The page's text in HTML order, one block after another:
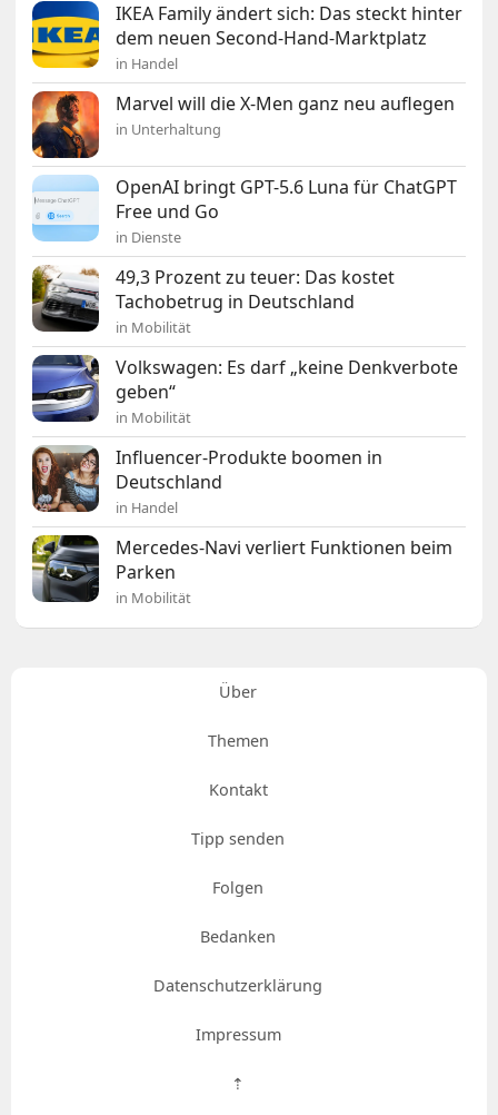
IKEA Family ändert sich: Das steckt hinter
dem neuen Second-Hand-Marktplatz
in Handel
Marvel will die X-Men ganz neu auflegen
in Unterhaltung
OpenAI bringt GPT-5.6 Luna für ChatGPT
Free und Go
in Dienste
49,3 Prozent zu teuer: Das kostet
Tachobetrug in Deutschland
in Mobilität
Volkswagen: Es darf „keine Denkverbote
geben“
in Mobilität
Influencer-Produkte boomen in
Deutschland
in Handel
Mercedes-Navi verliert Funktionen beim
Parken
in Mobilität
Über
Themen
Kontakt
Tipp senden
Folgen
Bedanken
Datenschutzerklärung
Impressum
⇡